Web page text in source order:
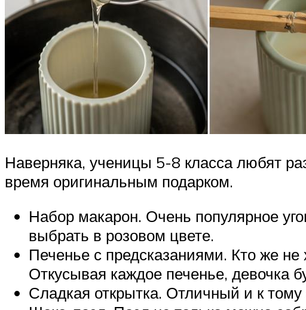
Наверняка, ученицы 5-8 класса любят
время оригинальным подарком.
Набор макарон. Очень популярное
выбрать в розовом цвете.
Печенье с предсказаниями. Кто же не
Откусывая каждое печенье, девочка
Сладкая открытка. Отличный и к